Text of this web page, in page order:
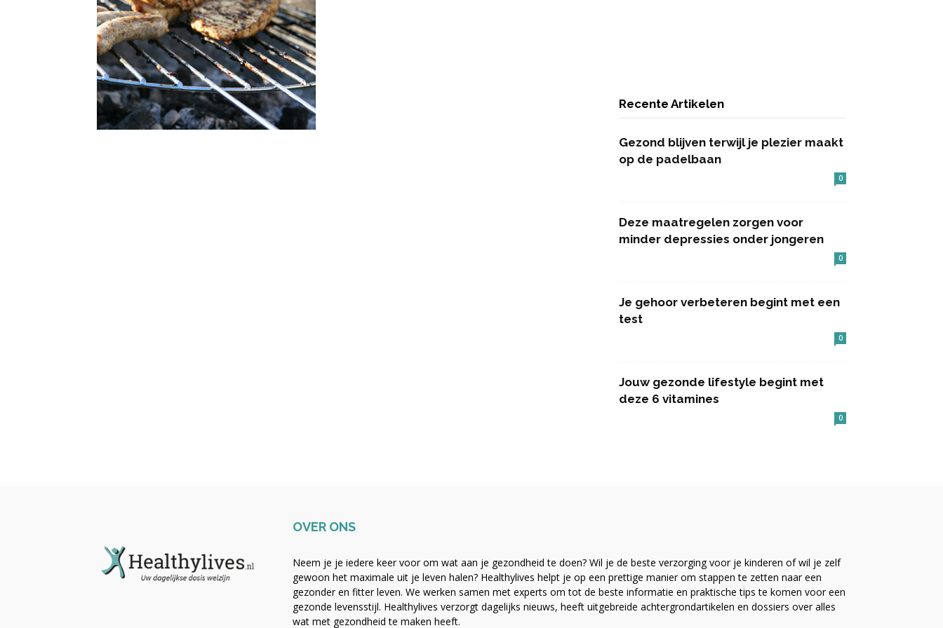
Recente Artikelen
Gezond blijven terwijl je plezier maakt
op de padelbaan
0
Deze maatregelen zorgen voor
minder depressies onder jongeren
0
Je gehoor verbeteren begint met een
test
0
Jouw gezonde lifestyle begint met
deze 6 vitamines
0
OVER ONS
Neem je je iedere keer voor om wat aan je gezondheid te doen? Wil je de beste verzorging voor je kinderen of wil je zelf
gewoon het maximale uit je leven halen? Healthylives helpt je op een prettige manier om stappen te zetten naar een
gezonder en fitter leven. We werken samen met experts om tot de beste informatie en praktische tips te komen voor een
gezonde levensstijl. Healthylives verzorgt dagelijks nieuws, heeft uitgebreide achtergrondartikelen en dossiers over alles
wat met gezondheid te maken heeft.